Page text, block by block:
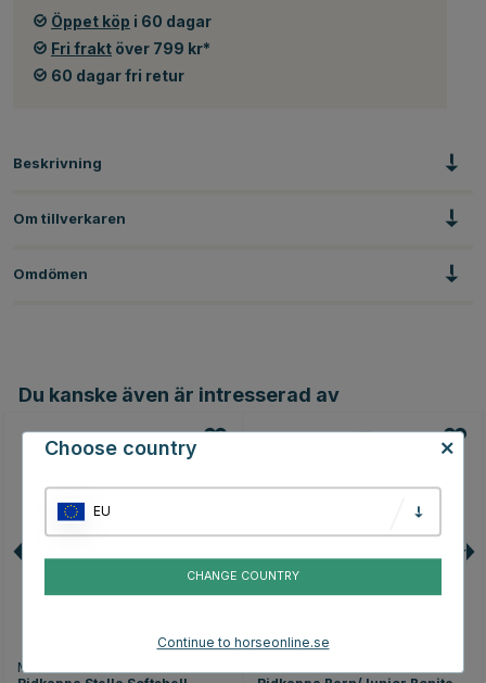
Öppet köp i 60 dagar
Fri frakt över 799 kr*
60 dagar fri retur
Beskrivning
Om tillverkaren
Omdömen
Du kanske även är intresserad av
MOUNTAIN HORSE
Choose country
EU
CHANGE COUNTRY
Continue to horseonline.se